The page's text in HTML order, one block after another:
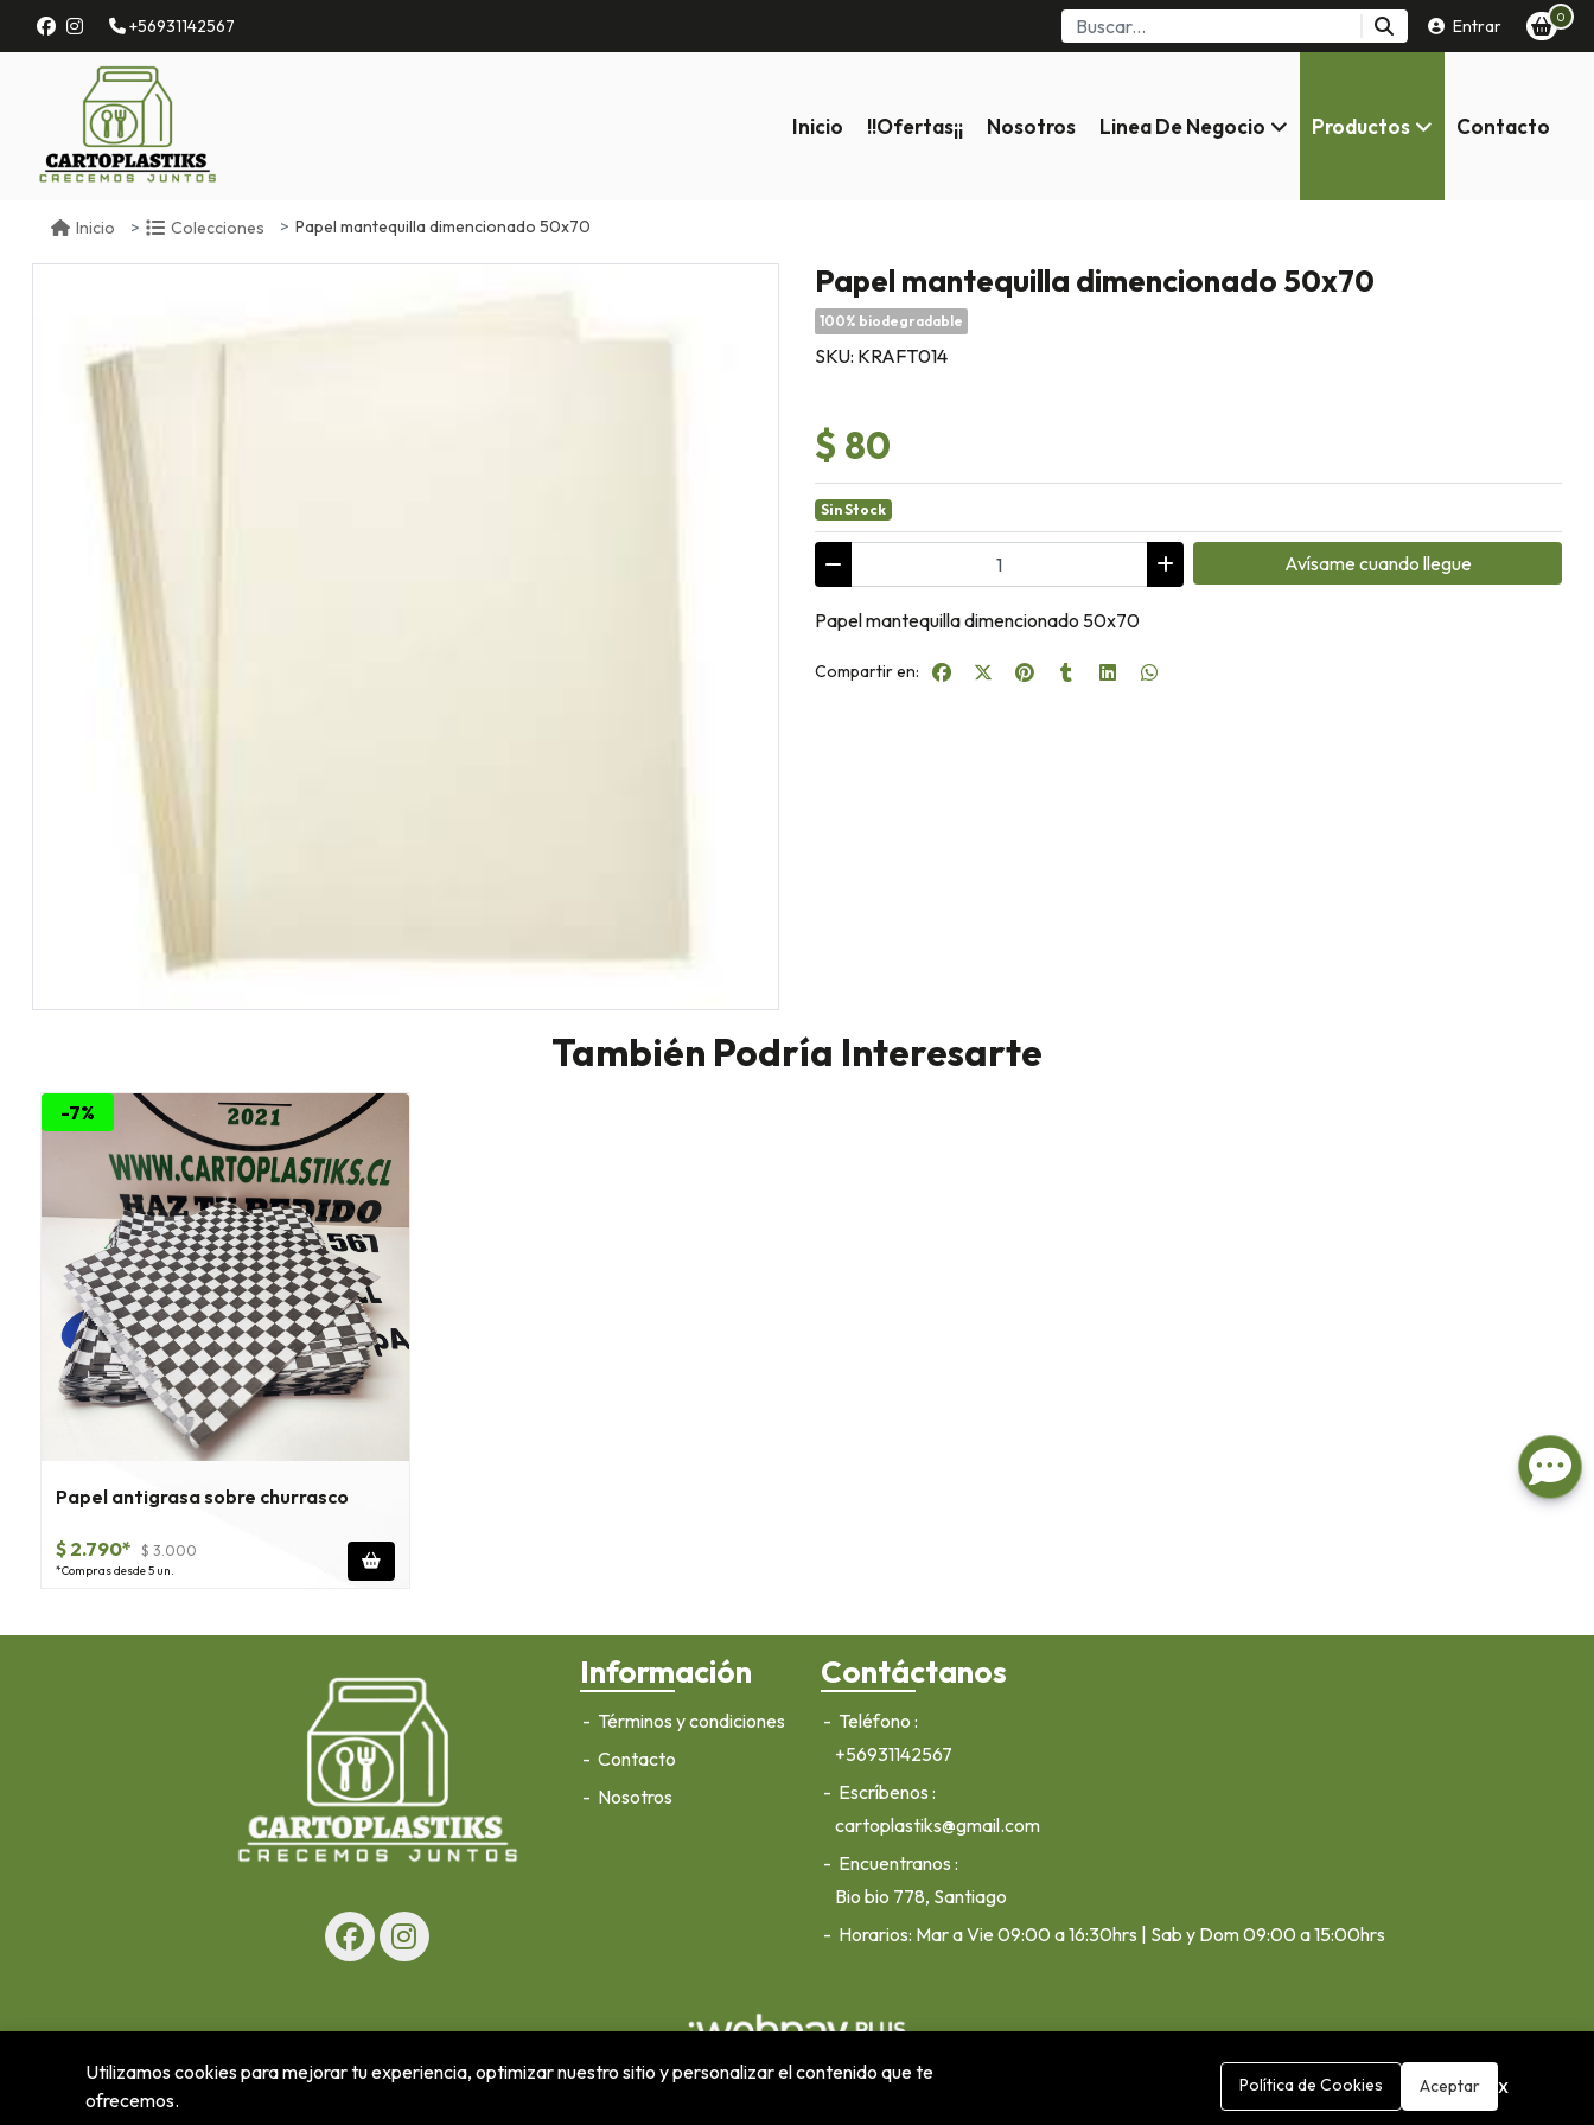
+56931142567 Entrar 0
Inicio !!ofertas¡¡ Nosotros Linea De Negocio Productos Contacto
Inicio Colecciones Papel mantequilla dimencionado 50x70
Papel mantequilla dimencionado 50x70
100% biodegradable
SKU: KRAFT014
$ 80
Sin Stock
Avísame cuando llegue
Papel mantequilla dimencionado 50x70
Compartir en:
También Podría Interesarte
-7%
Papel antigrasa sobre churrasco
$ 2.790* $ 3.000
*Compras desde 5 un.
Información
Términos y condiciones
Contacto
Nosotros
Contáctanos
Teléfono
+56931142567
Escríbenos
cartoplastiks@gmail.com
Encuentranos
Bio bio 778, Santiago
Horarios: Mar a Vie 09:00 a 16:30hrs | Sab y Dom 09:00 a 15:00hrs
Utilizamos cookies para mejorar tu experiencia, optimizar nuestro sitio y personalizar el contenido que te
ofrecemos.
Política de Cookies Aceptar x